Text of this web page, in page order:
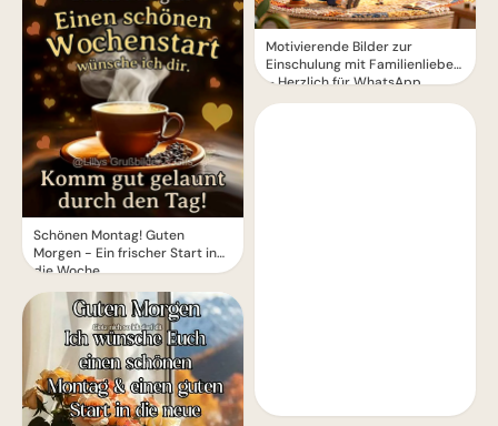
Schönen Montag! Guten
Morgen - Ein frischer Start in
die Woche
Motivierende Bilder zur
Einschulung mit Familienliebe
– Herzlich für WhatsApp